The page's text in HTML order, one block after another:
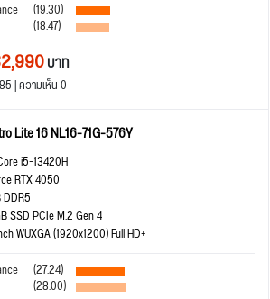
(19.30)
(18.47)
บาท
| ความเห็น 0
Lite 16 NL16-71G-576Y
i5-13420H
RTX 4050
SSD PCIe M.2 Gen 4
WUXGA (1920x1200) Full HD+
(27.24)
(28.00)